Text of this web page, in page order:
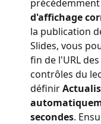
d'affichage
la publication
Slides, vous
fin de l'URL
contrôles du
définir
secondes.